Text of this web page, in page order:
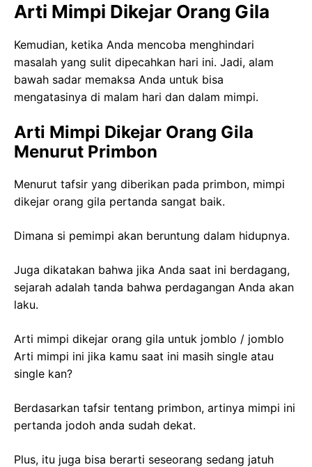
Arti Mimpi Dikejar Orang Gila
Kemudian, ketika Anda mencoba menghindari
masalah yang sulit dipecahkan hari ini. Jadi, alam
bawah sadar memaksa Anda untuk bisa
mengatasinya di malam hari dan dalam mimpi.
Arti Mimpi Dikejar Orang Gila
Menurut Primbon
Menurut tafsir yang diberikan pada primbon, mimpi
dikejar orang gila pertanda sangat baik.
Dimana si pemimpi akan beruntung dalam hidupnya.
Juga dikatakan bahwa jika Anda saat ini berdagang,
sejarah adalah tanda bahwa perdagangan Anda akan
laku.
Arti mimpi dikejar orang gila untuk jomblo / jomblo
Arti mimpi ini jika kamu saat ini masih single atau
single kan?
Berdasarkan tafsir tentang primbon, artinya mimpi ini
pertanda jodoh anda sudah dekat.
Plus, itu juga bisa berarti seseorang sedang jatuh